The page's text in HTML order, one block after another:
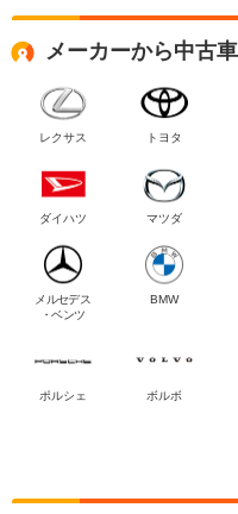
メーカーから中古
レクサス トヨタ
ダイハツ マツダ
メルセデス
・ベンツ
BMW
ポルシェ ボルボ